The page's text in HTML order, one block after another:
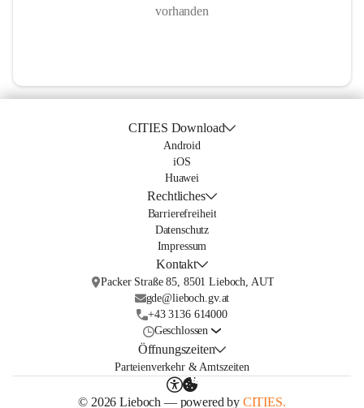
vorhanden
CITIES Download
Android
iOS
Huawei
Rechtliches
Barrierefreiheit
Datenschutz
Impressum
Kontakt
Packer Straße 85, 8501 Lieboch, AUT
gde@lieboch.gv.at
+43 3136 614000
Geschlossen
Öffnungszeiten
Parteienverkehr & Amtszeiten
© 2026 Lieboch — powered by CITIES.